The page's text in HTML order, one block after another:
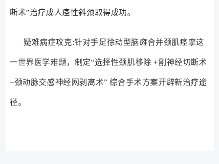
断术”治疗成人痉性斜颈取得成功。
疑难病症攻克:针对手足徐动型脑瘫合并颈肌痉挛这
一世界医学难题，制定“选择性颈肌移除 +副神经切断术
+颈动脉交感神经网剥离术” 综合手术方案开辟新治疗途
径。